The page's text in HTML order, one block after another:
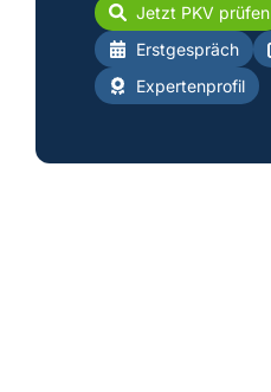
Jetzt PKV prüfen
Erstgespräch
Expertenprofil